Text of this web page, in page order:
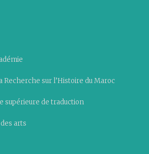
Recherche sur l’Histoire du Maroc
supérieure de traduction
arts